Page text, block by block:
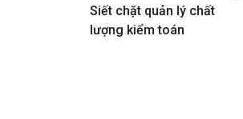
Siết chặt quản lý chất
lượng kiểm toán